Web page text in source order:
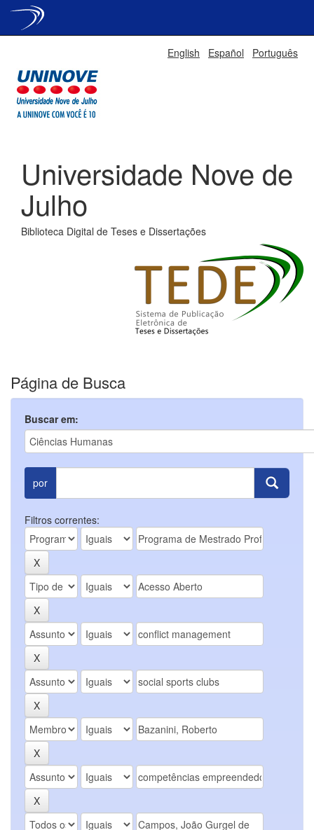
English Español Português
Universidade Nove de
Julho
Biblioteca Digital de Teses e Dissertações
Página de Busca
Buscar em:
por
Filtros correntes: